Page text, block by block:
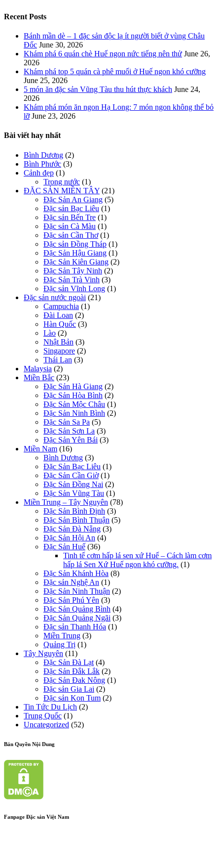
Recent Posts
Bánh mần dè – 1 đặc sản độc lạ ít người biết ở vùng Châu
Đốc June 30, 2026
Khám phá 6 quán chè Huế ngon nức tiếng nên thử June 26,
2026
Khám phá top 5 quán cà phê muối ở Huế ngon khó cưỡng
June 25, 2026
5 món ăn đặc sản Vũng Tàu thu hút thực khách June 24,
2026
Khám phá món ăn ngon Hạ Long: 7 món ngon không thể bỏ
lỡ June 23, 2026
Bài viết hay nhất
Bình Dương (2)
Bình Phước (3)
Cảnh đẹp (1)
Trong nước (1)
ĐẶC SẢN MIỀN TÂY (21)
Đặc Sản An Giang (5)
Đặc sản Bạc Liêu (1)
Đặc sản Bến Tre (1)
Đặc sản Cà Màu (1)
Đặc sản Cần Thơ(1)
Đặc sản Đồng Tháp (1)
Đặc Sản Hậu Giang (1)
Đặc Sản Kiên Giang (2)
Đặc Sản Tây Ninh (2)
Đặc Sản Trà Vinh (3)
Đặc sản Vĩnh Long (1)
Đặc sản nước ngoài (21)
Campuchia (1)
Đài Loan (2)
Hàn Quốc (3)
Lào (2)
Nhật Bản (3)
Singapore (2)
Thái Lan (3)
Malaysia (2)
Miền Bắc (23)
Đặc Sản Hà Giang (2)
Đặc Sản Hòa Bình (2)
Đặc Sản Mộc Châu (1)
Đặc Sản Ninh Bình (2)
Đặc Sản Sa Pa (5)
Đặc Sản Sơn La (3)
Đặc Sản Yên Bái (3)
Miền Nam (16)
Bình Dương (3)
Đặc Sản Bạc Liêu (1)
Đặc Sản Cần Giờ(1)
Đặc Sản Đồng Nai (2)
Đặc Sản Vũng Tàu (1)
Miền Trung – Tây Nguyên (78)
Đặc Sản Bình Định (3)
Đặc Sản Bình Thuận (5)
Đặc Sản Đà Nẵng (3)
Đặc Sản Hội An (4)
Đặc Sản Huế (36)
Tinh tế cơm hấp lá sen xứ Huế – Cách làm cơm
hấp lá Sen Xứ Huế ngon khó cưỡng. (1)
Đặc Sản Khánh Hòa (8)
Đặc sản Nghệ An (1)
Đặc Sản Ninh Thuận (2)
Đặc Sản Phú Yên (3)
Đặc Sản Quảng Bình (4)
Đặc Sản Quảng Ngãi (3)
Đặc sản Thanh Hóa (1)
Miền Trung (3)
Quảng Trị (1)
Tây Nguyên (11)
Đặc Sản Đà Lạt (4)
Đặc Sản Đắk Lắk (2)
Đặc Sản Đak Nông (1)
Đặc sản Gia Lai (2)
Đặc sản Kon Tum (2)
Tin Tức Du Lịch (2)
Trung Quốc (1)
Uncategorized (52)
Bản Quyền Nội Dung
Fanpage Đặc sản Việt Nam